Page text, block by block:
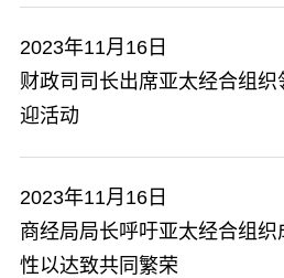
2023年11月16日
财政司司长出席亚太经合组
迎活动
2023年11月16日
商经局局长呼吁亚太经合组
性以达致共同繁荣